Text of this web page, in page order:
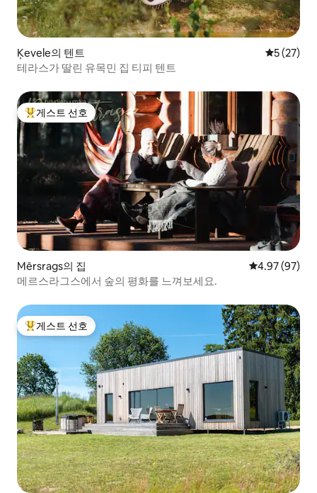
Ķevele의 텐트 평점 5점
5 (27)
테라스가 딸린 유목민 집 티피 텐트
상위 게스트 선호
게스트 선호
Mērsrags의 집 평점 4.97점(5
4.97 (97)
메르스라그스에서 숲의 평화를 느껴보세요.
상위 게스트 선호
게스트 선호